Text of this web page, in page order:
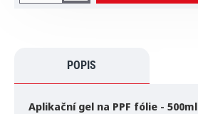
POPIS
Aplikační gel na PPF fólie - 500ml